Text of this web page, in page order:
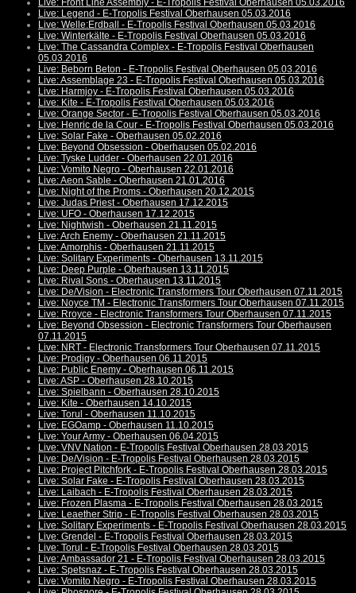
Live: Front Line Assembly - E-Tropolis Festival Oberhausen 05.03.2016
Live: Legend - E-Tropolis Festival Oberhausen 05.03.2016
Live: Welle:Erdball - E-Tropolis Festival Oberhausen 05.03.2016
Live: Winterkälte - E-Tropolis Festival Oberhausen 05.03.2016
Live: The Cassandra Complex - E-Tropolis Festival Oberhausen
05.03.2016
Live: Beborn Beton - E-Tropolis Festival Oberhausen 05.03.2016
Live: Assemblage 23 - E-Tropolis Festival Oberhausen 05.03.2016
Live: Harmjoy - E-Tropolis Festival Oberhausen 05.03.2016
Live: Kite - E-Tropolis Festival Oberhausen 05.03.2016
Live: Orange Sector - E-Tropolis Festival Oberhausen 05.03.2016
Live: Henric de la Cour - E-Tropolis Festival Oberhausen 05.03.2016
Live: Solar Fake - Oberhausen 05.02.2016
Live: Beyond Obsession - Oberhausen 05.02.2016
Live: Tyske Ludder - Oberhausen 22.01.2016
Live: Vomito Negro - Oberhausen 22.01.2016
Live: Aeon Sable - Oberhausen 21.01.2016
Live: Night of the Proms - Oberhausen 20.12.2015
Live: Judas Priest - Oberhausen 17.12.2015
Live: UFO - Oberhausen 17.12.2015
Live: Nightwish - Oberhausen 21.11.2015
Live: Arch Enemy - Oberhausen 21.11.2015
Live: Amorphis - Oberhausen 21.11.2015
Live: Solitary Experiments - Oberhausen 13.11.2015
Live: Deep Purple - Oberhausen 13.11.2015
Live: Rival Sons - Oberhausen 13.11.2015
Live: De/Vision - Electronic Transformers Tour Oberhausen 07.11.2015
Live: Noyce TM - Electronic Transformers Tour Oberhausen 07.11.2015
Live: Rroyce - Electronic Transformers Tour Oberhausen 07.11.2015
Live: Beyond Obsession - Electronic Transformers Tour Oberhausen
07.11.2015
Live: NRT - Electronic Transformers Tour Oberhausen 07.11.2015
Live: Prodigy - Oberhausen 06.11.2015
Live: Public Enemy - Oberhausen 06.11.2015
Live: ASP - Oberhausen 28.10.2015
Live: Spielbann - Oberhausen 28.10.2015
Live: Kite - Oberhausen 14.10.2015
Live: Torul - Oberhausen 11.10.2015
Live: EGOamp - Oberhausen 11.10.2015
Live: Your Army - Oberhausen 06.04.2015
Live: VNV Nation - E-Tropolis Festival Oberhausen 28.03.2015
Live: De/Vision - E-Tropolis Festival Oberhausen 28.03.2015
Live: Project Pitchfork - E-Tropolis Festival Oberhausen 28.03.2015
Live: Solar Fake - E-Tropolis Festival Oberhausen 28.03.2015
Live: Laibach - E-Tropolis Festival Oberhausen 28.03.2015
Live: Frozen Plasma - E-Tropolis Festival Oberhausen 28.03.2015
Live: Leaether Strip - E-Tropolis Festival Oberhausen 28.03.2015
Live: Solitary Experiments - E-Tropolis Festival Oberhausen 28.03.2015
Live: Grendel - E-Tropolis Festival Oberhausen 28.03.2015
Live: Torul - E-Tropolis Festival Oberhausen 28.03.2015
Live: Ambassador 21 - E-Tropolis Festival Oberhausen 28.03.2015
Live: Spetsnaz - E-Tropolis Festival Oberhausen 28.03.2015
Live: Vomito Negro - E-Tropolis Festival Oberhausen 28.03.2015